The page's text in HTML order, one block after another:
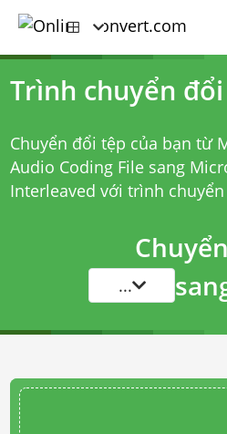
Trình chuyển đổi
Chuyển đổi tệp của bạn từ
Audio Coding File sang
Interleaved với trình chuyển
...